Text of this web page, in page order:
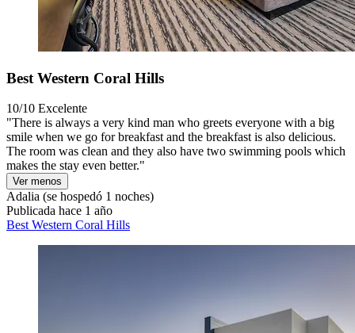
Best Western Coral Hills
10/10 Excelente
"There is always a very kind man who greets everyone with a big
smile when we go for breakfast and the breakfast is also delicious.
The room was clean and they also have two swimming pools which
makes the stay even better."
Ver menos
Adalia (se hospedó 1 noches)
Publicada hace 1 año
Best Western Coral Hills